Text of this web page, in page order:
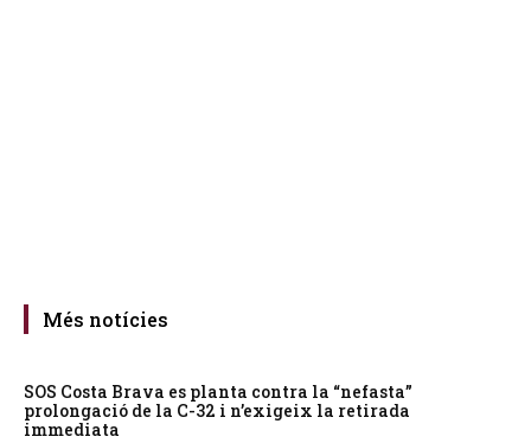
Més notícies
SOS Costa Brava es planta contra la “nefasta”
prolongació de la C-32 i n’exigeix la retirada
immediata